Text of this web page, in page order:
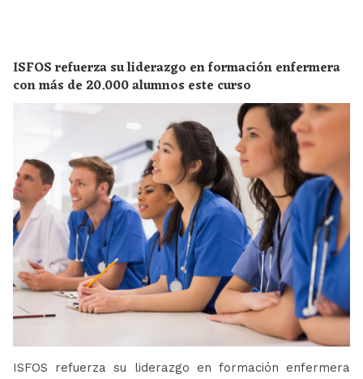
ISFOS refuerza su liderazgo en formación enfermera
con más de 20.000 alumnos este curso
ISFOS refuerza su liderazgo en formación enfermera